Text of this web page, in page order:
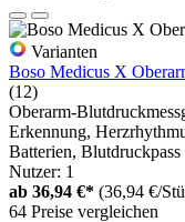
Varianten
Boso Medicus X
(12)
Oberarm-
Erkennung,
Batterien,
Nutzer: 1
ab 36,94 €* (36,94 €/
64 Preise vergleichen